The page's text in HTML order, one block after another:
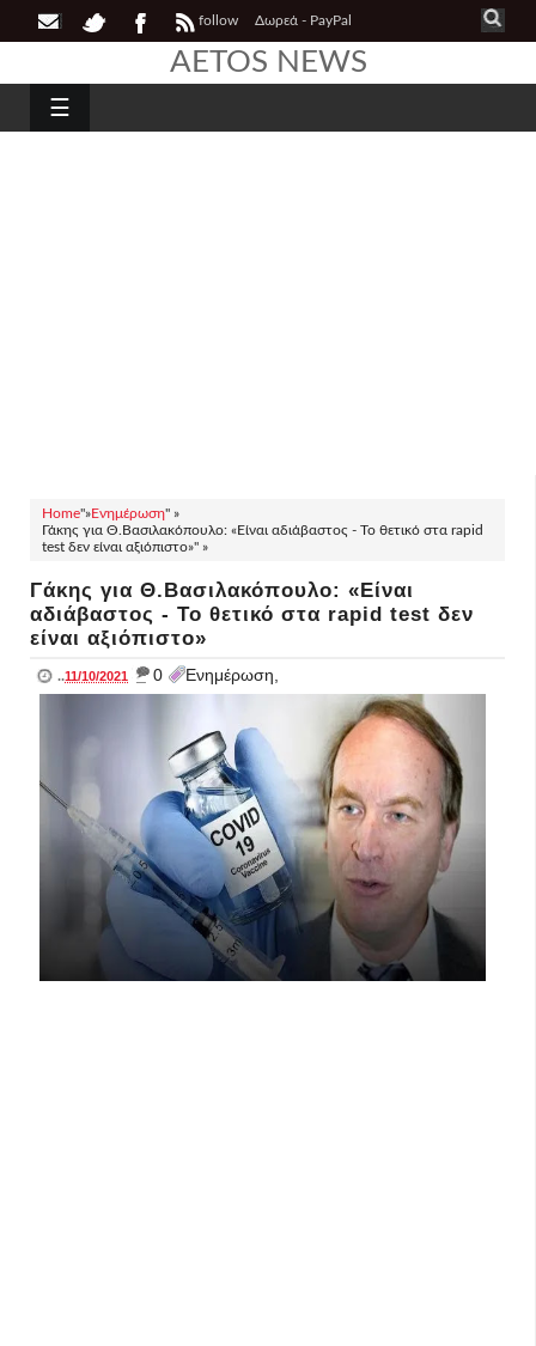
follow Δωρεά - PayPal
AETOS NEWS
☰
Home"»Ενημέρωση" »
Γάκης για Θ.Βασιλακόπουλο: «Είναι αδιάβαστος - Το θετικό στα rapid
test δεν είναι αξιόπιστο»" »
Γάκης για Θ.Βασιλακόπουλο: «Είναι
αδιάβαστος - Το θετικό στα rapid test δεν
είναι αξιόπιστο»
..11/10/2021 _ 0 Ενημέρωση,